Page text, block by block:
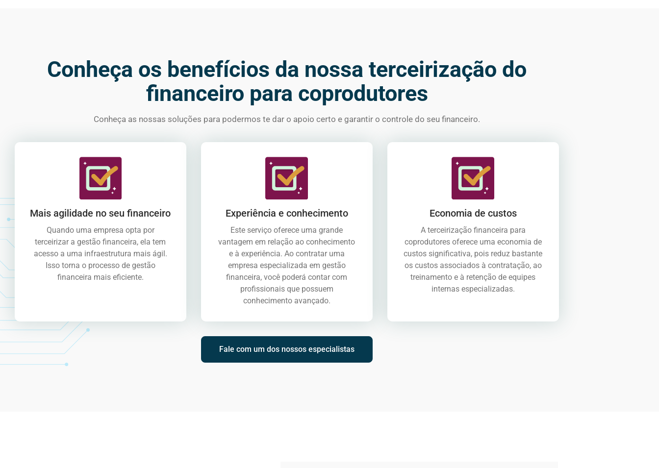
Conheça os benefícios da nossa terceirização do
financeiro para coprodutores
Conheça as nossas soluções para podermos te dar o apoio certo e garantir o controle do seu financeiro.
Mais agilidade no seu financeiro
Quando uma empresa opta por
terceirizar a gestão financeira, ela tem
acesso a uma infraestrutura mais ágil.
Isso torna o processo de gestão
financeira mais eficiente.
Experiência e conhecimento
Este serviço oferece uma grande
vantagem em relação ao conhecimento
e à experiência. Ao contratar uma
empresa especializada em gestão
financeira, você poderá contar com
profissionais que possuem
conhecimento avançado.
Economia de custos
A terceirização financeira para
coprodutores oferece uma economia de
custos significativa, pois reduz bastante
os custos associados à contratação, ao
treinamento e à retenção de equipes
internas especializadas.
Fale com um dos nossos especialistas